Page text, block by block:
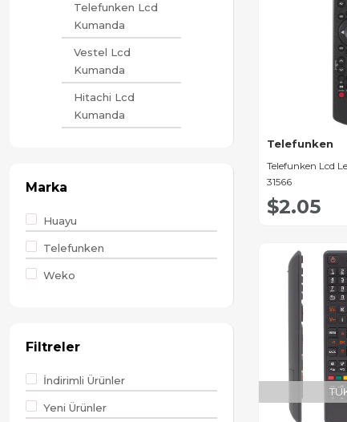
Telefunken Lcd
Kumanda
Vestel Lcd
Kumanda
Hitachi Lcd
Kumanda
Diğer Lcd
Kumanda
LG LCD Tv
Kumanda
Philips Lcd
Marka
Huayu
Telefunken
Weko
Filtreler
İndirimli Ürünler
Yeni Ürünler
Telefunken
Telefunken Lcd
31566
$2.05